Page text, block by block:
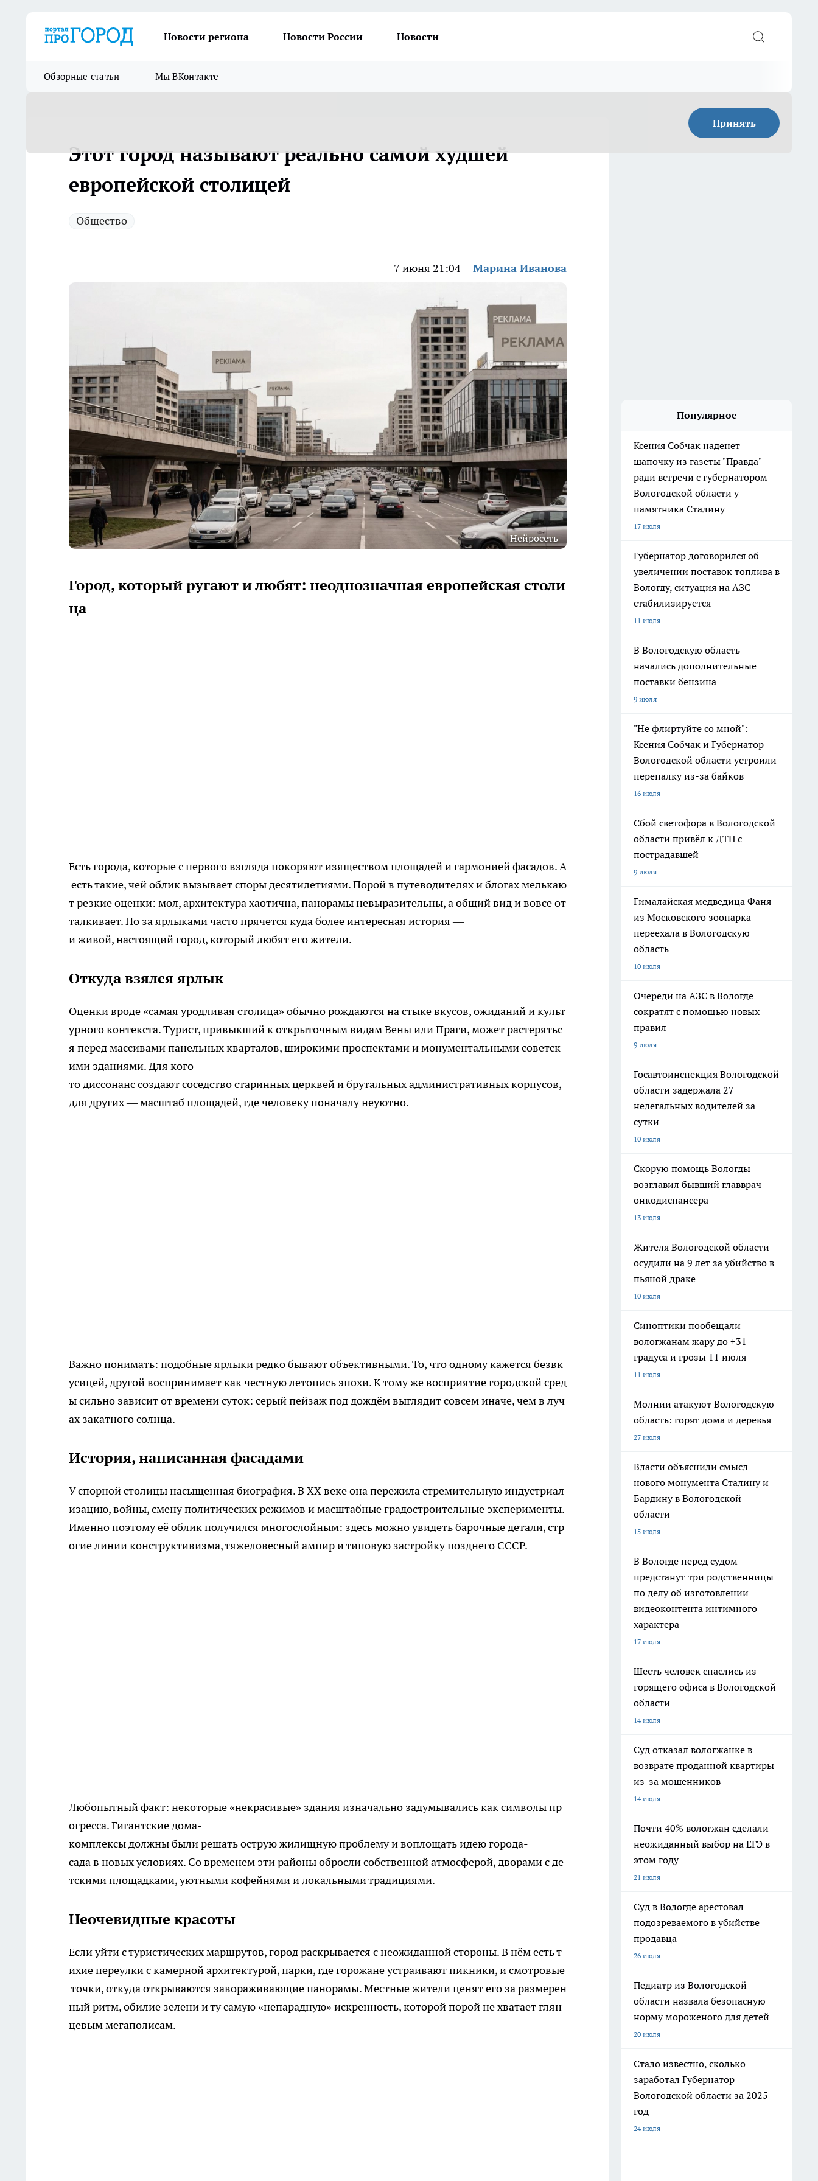
Новости региона Новости России Новости
Обзорные статьи Мы ВКонтакте
Принять
Этот город называют реально самой худшей
европейской столицей
Общество
7 июня 21:04 Марина Иванова
Нейросеть
Город, который ругают и любят: неоднозначная европейская столи
ца
Есть города, которые с первого взгляда покоряют изяществом площадей и гармонией фасадов. А
есть такие, чей облик вызывает споры десятилетиями. Порой в путеводителях и блогах мелькаю
т резкие оценки: мол, архитектура хаотична, панорамы невыразительны, а общий вид и вовсе от
талкивает. Но за ярлыками часто прячется куда более интересная история —
и живой, настоящий город, который любят его жители.
Откуда взялся ярлык
Оценки вроде «самая уродливая столица» обычно рождаются на стыке вкусов, ожиданий и культ
урного контекста. Турист, привыкший к открыточным видам Вены или Праги, может растерятьс
я перед массивами панельных кварталов, широкими проспектами и монументальными советск
ими зданиями. Для кого-
то диссонанс создают соседство старинных церквей и брутальных административных корпусов,
для других — масштаб площадей, где человеку поначалу неуютно.
Важно понимать: подобные ярлыки редко бывают объективными. То, что одному кажется безвк
усицей, другой воспринимает как честную летопись эпохи. К тому же восприятие городской сред
ы сильно зависит от времени суток: серый пейзаж под дождём выглядит совсем иначе, чем в луч
ах закатного солнца.
История, написанная фасадами
У спорной столицы насыщенная биография. В XX веке она пережила стремительную индустриал
изацию, войны, смену политических режимов и масштабные градостроительные эксперименты.
Именно поэтому её облик получился многослойным: здесь можно увидеть барочные детали, стр
огие линии конструктивизма, тяжеловесный ампир и типовую застройку позднего СССР.
Любопытный факт: некоторые «некрасивые» здания изначально задумывались как символы пр
огресса. Гигантские дома-
комплексы должны были решать острую жилищную проблему и воплощать идею города-
сада в новых условиях. Со временем эти районы обросли собственной атмосферой, дворами с де
тскими площадками, уютными кофейнями и локальными традициями.
Неочевидные красоты
Если уйти с туристических маршрутов, город раскрывается с неожиданной стороны. В нём есть т
ихие переулки с камерной архитектурой, парки, где горожане устраивают пикники, и смотровые
точки, откуда открываются завораживающие панорамы. Местные жители ценят его за размерен
ный ритм, обилие зелени и ту самую «непарадную» искренность, которой порой не хватает глян
цевым мегаполисам.
Популярное
Ксения Собчак наденет
шапочку из газеты "Правда"
ради встречи с губернатором
Вологодской области у
памятника Сталину
17 июля
Губернатор договорился об
увеличении поставок топлива в
Вологду, ситуация на АЗС
стабилизируется
11 июля
В Вологодскую область
начались дополнительные
поставки бензина
9 июля
"Не флиртуйте со мной":
Ксения Собчак и Губернатор
Вологодской области устроили
перепалку из-за байков
16 июля
Сбой светофора в Вологодской
области привёл к ДТП с
пострадавшей
9 июля
Гималайская медведица Фаня
из Московского зоопарка
переехала в Вологодскую
область
10 июля
Очереди на АЗС в Вологде
сократят с помощью новых
правил
9 июля
Госавтоинспекция Вологодской
области задержала 27
нелегальных водителей за
сутки
10 июля
Скорую помощь Вологды
возглавил бывший главврач
онкодиспансера
13 июля
Жителя Вологодской области
осудили на 9 лет за убийство в
пьяной драке
10 июля
Синоптики пообещали
вологжанам жару до +31
градуса и грозы 11 июля
11 июля
Молнии атакуют Вологодскую
область: горят дома и деревья
27 июля
Власти объяснили смысл
нового монумента Сталину и
Бардину в Вологодской
области
15 июля
В Вологде перед судом
предстанут три родственницы
по делу об изготовлении
видеоконтента интимного
характера
17 июля
Шесть человек спаслись из
горящего офиса в Вологодской
области
14 июля
Суд отказал вологжанке в
возврате проданной квартиры
из-за мошенников
14 июля
Почти 40% вологжан сделали
неожиданный выбор на ЕГЭ в
этом году
21 июля
Суд в Вологде арестовал
подозреваемого в убийстве
продавца
26 июля
Педиатр из Вологодской
области назвала безопасную
норму мороженого для детей
20 июля
Стало известно, сколько
заработал Губернатор
Вологодской области за 2025
год
24 июля